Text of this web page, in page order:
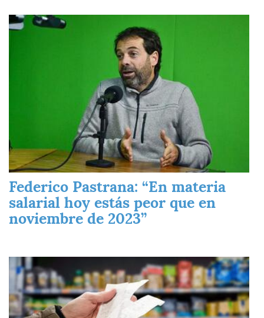
Imagen
Federico Pastrana: “En materia
salarial hoy estás peor que en
noviembre de 2023”
Imagen